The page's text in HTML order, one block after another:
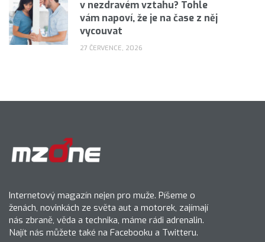
v nezdravém vztahu? Tohle
vám napoví, že je na čase z něj
vycouvat
27 ČERVENCE, 2026
Internetový magazín nejen pro muže. Píšeme o
ženách, novinkách ze světa aut a motorek, zajímají
nás zbraně, věda a technika, máme rádi adrenalin.
Najít nás můžete také na Facebooku a Twitteru.